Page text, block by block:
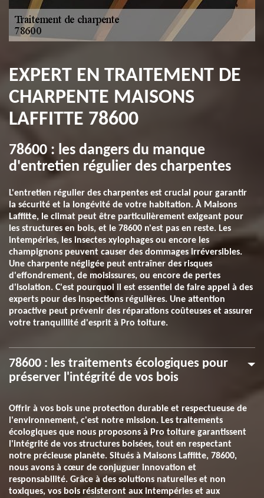
EXPERT EN TRAITEMENT DE
CHARPENTE MAISONS
LAFFITTE 78600
78600 : les dangers du manque
d'entretien régulier des charpentes
L'entretien régulier des charpentes est crucial pour garantir
la sécurité et la longévité de votre habitation. À Maisons
Laffitte, le climat peut être particulièrement exigeant pour
les structures en bois, et le 78600 n'est pas en reste. Les
intempéries, les insectes xylophages ou encore les
champignons peuvent causer des dommages irréversibles.
Une charpente négligée peut entraîner des risques
d'effondrement, de moisissures, ou encore de pertes
d'isolation. C'est pourquoi il est essentiel de faire appel à des
experts pour des inspections régulières. Une attention
proactive peut prévenir des réparations coûteuses et assurer
votre tranquillité d'esprit à Pro toiture.
78600 : les traitements écologiques pour
préserver l'intégrité de vos bois
Offrir à vos bois une protection durable et respectueuse de
l'environnement, c'est notre mission. Les traitements
écologiques que nous proposons à Pro toiture garantissent
l'intégrité de vos structures boisées, tout en respectant
notre précieuse planète. Situés à Maisons Laffitte, 78600,
nous avons à cœur de conjuguer innovation et
responsabilité. Grâce à des solutions naturelles et non
toxiques, vos bois résisteront aux intempéries et aux